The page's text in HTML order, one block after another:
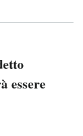
essere